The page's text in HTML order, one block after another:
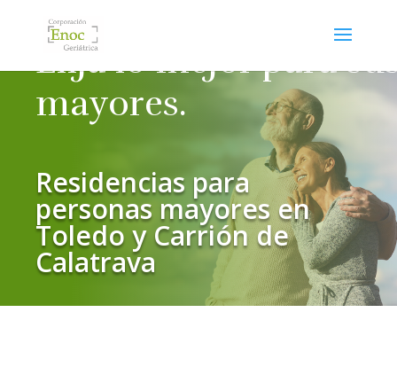
Elija lo mejor para
mayores.
Residencias para
personas mayores en
Toledo y Carrión de
Calatrava